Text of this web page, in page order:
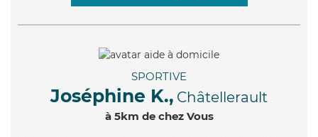
SPORTIVE
Joséphine K., Châtellerault
à 5km de chez Vous